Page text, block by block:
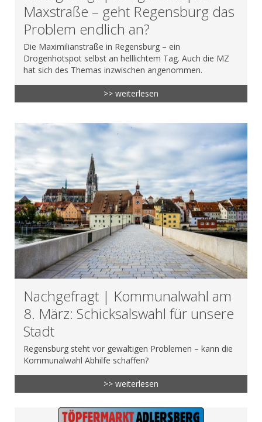
Maxstraße – geht Regensburg das
Problem endlich an?
Die Maximilianstraße in Regensburg – ein
Drogenhotspot selbst an helllichtem Tag. Auch die MZ
hat sich des Themas inzwischen angenommen.
>> weiterlesen
Nachgefragt | Kommunalwahl am
8. März: Schicksalswahl für unsere
Stadt
Regensburg steht vor gewaltigen Problemen – kann die
Kommunalwahl Abhilfe schaffen?
>> weiterlesen